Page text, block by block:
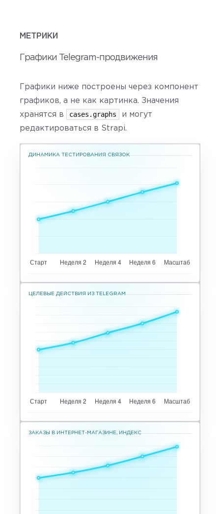
МЕТРИКИ
Графики Telegram-продвижения
Графики ниже построены через компонент
графиков, а не как картинка. Значения
хранятся в
cases.graphs
и могут
редактироваться в Strapi.
ДИНАМИКА ТЕСТИРОВАНИЯ СВЯЗОК
ЦЕЛЕВЫЕ ДЕЙСТВИЯ ИЗ TELEGRAM
ЗАКАЗЫ В ИНТЕРНЕТ-МАГАЗИНЕ, ИНДЕКС